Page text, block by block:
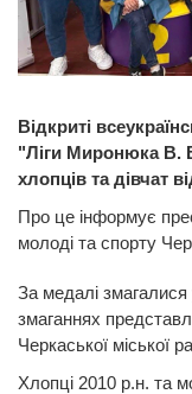
Відкриті
"Ліги Миронюка В.
хлопців та дівчат
Про це інформує
молоді та спорту
За медалі змагалися
змаганнях
Черкаської міської
Хлопці 2010 р.н. та